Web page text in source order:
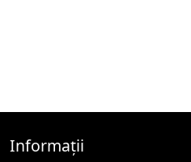
Informații